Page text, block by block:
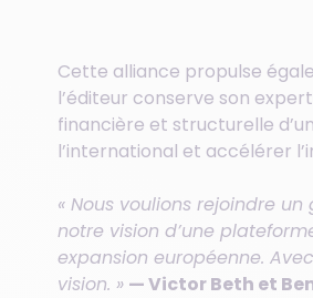
Cette alliance propulse
l’éditeur conserve son
financière et structurelle
l’international et accélérer
« Nous voulions rejoindre
notre vision d’une
expansion européenne.
vision. » — Victor Beth et